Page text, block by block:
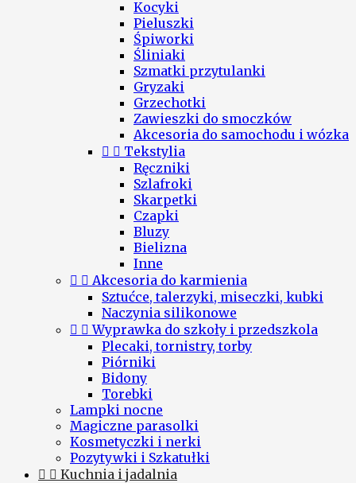
Kocyki
Pieluszki
Śpiworki
Śliniaki
Szmatki przytulanki
Gryzaki
Grzechotki
Zawieszki do smoczków
Akcesoria do samochodu i wózka
  Tekstylia
Ręczniki
Szlafroki
Skarpetki
Czapki
Bluzy
Bielizna
Inne
  Akcesoria do karmienia
Sztućce, talerzyki, miseczki, kubki
Naczynia silikonowe
  Wyprawka do szkoły i przedszkola
Plecaki, tornistry, torby
Piórniki
Bidony
Torebki
Lampki nocne
Magiczne parasolki
Kosmetyczki i nerki
Pozytywki i Szkatułki
  Kuchnia i jadalnia